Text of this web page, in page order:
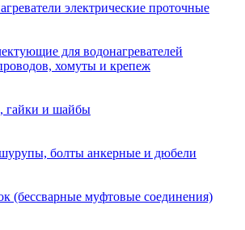
электрические проточные
для водонагревателей
хомуты и крепеж
гайки и шайбы
болты анкерные и дюбели
(бессварные муфтовые соединения)